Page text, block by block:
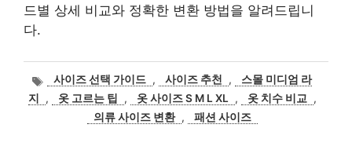
드별 상세 비교와 정확한 변환 방법을 알려드립니
다.
태사이즈 선택 가이드 , 사이즈 추천 ,
스몰 미디엄 라
지
, 옷 고르는 팁 , 옷 사이즈 S M L XL , 옷 치수 비교
,
의류 사이즈 변환 , 패션 사이즈